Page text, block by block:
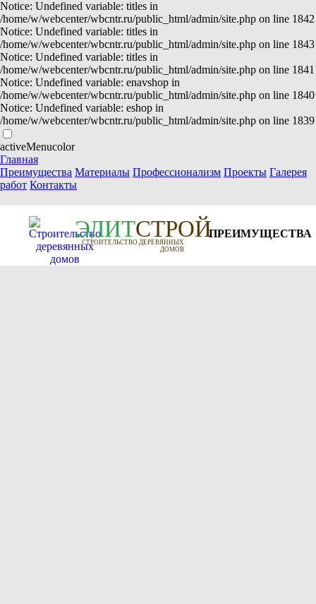
Notice: Undefined variable: titles in
/home/w/webcenter/wbcntr.ru/public_html/admin/site.php on line 1842
Notice: Undefined variable: titles in
/home/w/webcenter/wbcntr.ru/public_html/admin/site.php on line 1843
Notice: Undefined variable: titles in
/home/w/webcenter/wbcntr.ru/public_html/admin/site.php on line 1841
Notice: Undefined variable: enavshop in
/home/w/webcenter/wbcntr.ru/public_html/admin/site.php on line 1840
Notice: Undefined variable: eshop in
/home/w/webcenter/wbcntr.ru/public_html/admin/site.php on line 1839
activeMenucolor
Главная
Преимущества Материалы Профессионализм Проекты Галерея
работ Контакты
ЭЛИТСТРОЙ
СТРОИТЕЛЬСТВО ДЕРЕВЯННЫХ
ДОМОВ
ПРЕИМУЩЕСТВА